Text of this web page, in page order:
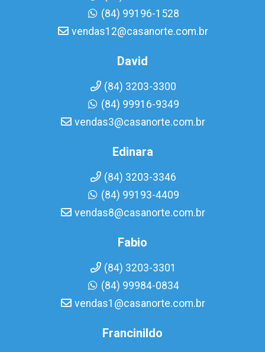
(84) 99196-1528
vendas12@casanorte.com.br
David
(84) 3203-3300
(84) 99916-9349
vendas3@casanorte.com.br
Edinara
(84) 3203-3346
(84) 99193-4409
vendas8@casanorte.com.br
Fabio
(84) 3203-3301
(84) 99984-0834
vendas1@casanorte.com.br
Francinildo